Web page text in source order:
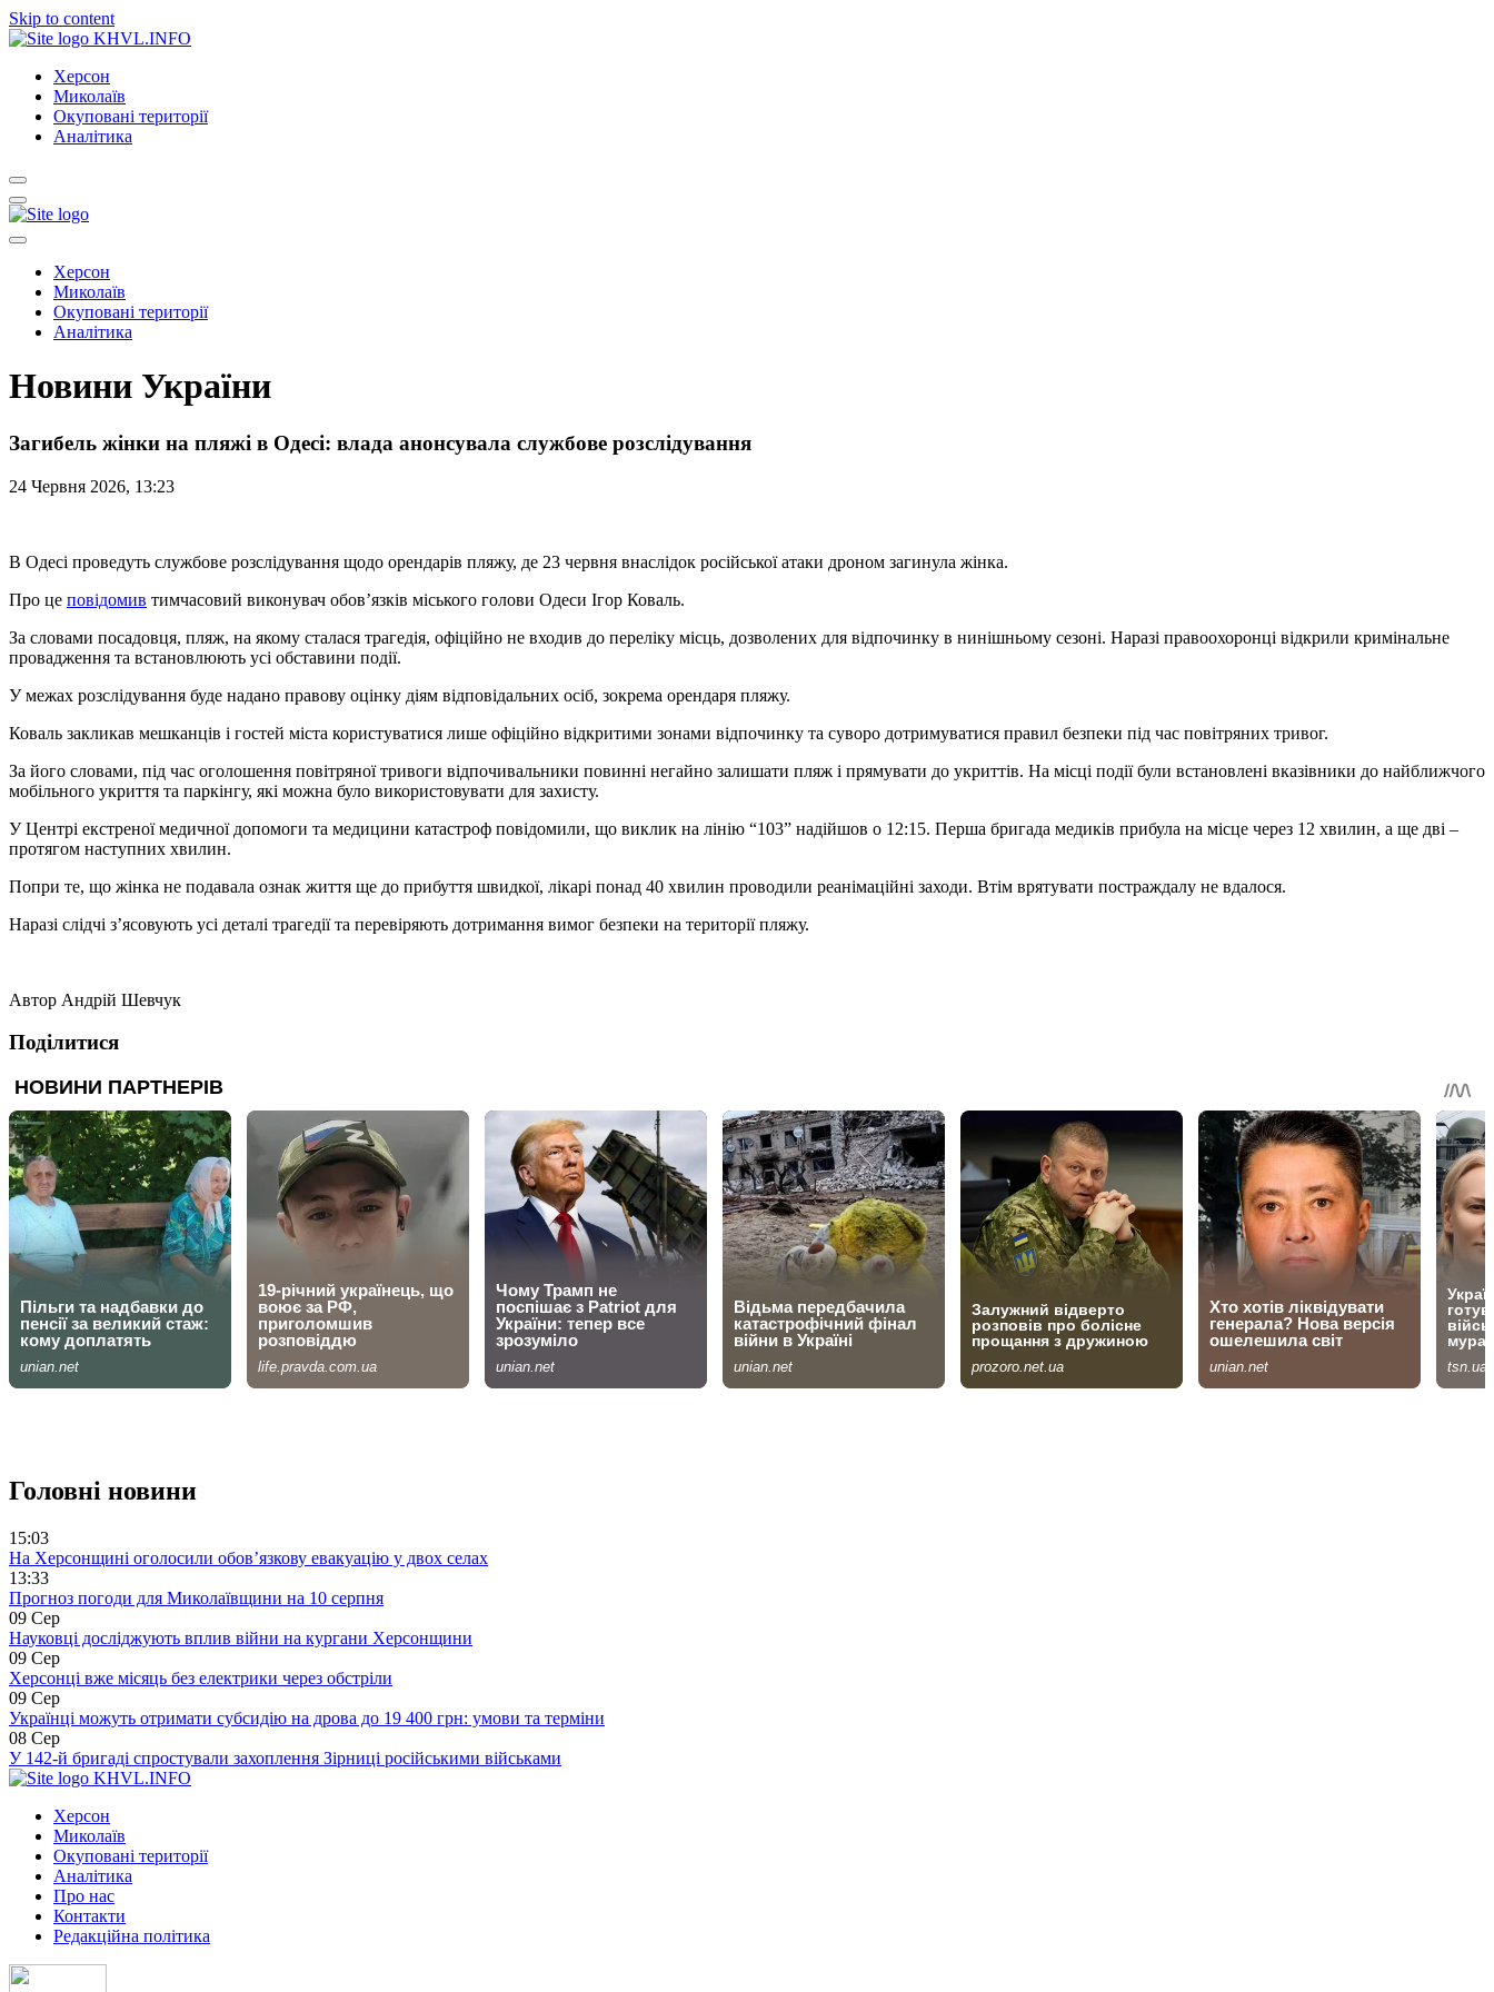
Skip to content
KHVL.INFO
Херсон
Миколаїв
Окуповані території
Аналітика
Херсон
Миколаїв
Окуповані території
Аналітика
Новини України
Загибель жінки на пляжі в Одесі: влада анонсувала службове розслідування
24 Червня 2026, 13:23
В Одесі проведуть службове розслідування щодо орендарів пляжу, де 23 червня внаслідок російської атаки дроном загинула жінка.
Про це повідомив тимчасовий виконувач обов’язків міського голови Одеси Ігор Коваль.
За словами посадовця, пляж, на якому сталася трагедія, офіційно не входив до переліку місць, дозволених для відпочинку в нинішньому сезоні. Наразі правоохоронці відкрили кримінальне
провадження та встановлюють усі обставини події.
У межах розслідування буде надано правову оцінку діям відповідальних осіб, зокрема орендаря пляжу.
Коваль закликав мешканців і гостей міста користуватися лише офіційно відкритими зонами відпочинку та суворо дотримуватися правил безпеки під час повітряних тривог.
За його словами, під час оголошення повітряної тривоги відпочивальники повинні негайно залишати пляж і прямувати до укриттів. На місці події були встановлені вказівники до найближчого
мобільного укриття та паркінгу, які можна було використовувати для захисту.
У Центрі екстреної медичної допомоги та медицини катастроф повідомили, що виклик на лінію “103” надійшов о 12:15. Перша бригада медиків прибула на місце через 12 хвилин, а ще дві –
протягом наступних хвилин.
Попри те, що жінка не подавала ознак життя ще до прибуття швидкої, лікарі понад 40 хвилин проводили реанімаційні заходи. Втім врятувати постраждалу не вдалося.
Наразі слідчі з’ясовують усі деталі трагедії та перевіряють дотримання вимог безпеки на території пляжу.
Автор Андрій Шевчук
Поділитися
Головні новини
15:03
На Херсонщині оголосили обов’язкову евакуацію у двох селах
13:33
Прогноз погоди для Миколаївщини на 10 серпня
09 Сер
Науковці досліджують вплив війни на кургани Херсонщини
09 Сер
Херсонці вже місяць без електрики через обстріли
09 Сер
Українці можуть отримати субсидію на дрова до 19 400 грн: умови та терміни
08 Сер
У 142-й бригаді спростували захоплення Зірниці російськими військами
KHVL.INFO
Херсон
Миколаїв
Окуповані території
Аналітика
Про нас
Контакти
Редакційна політика